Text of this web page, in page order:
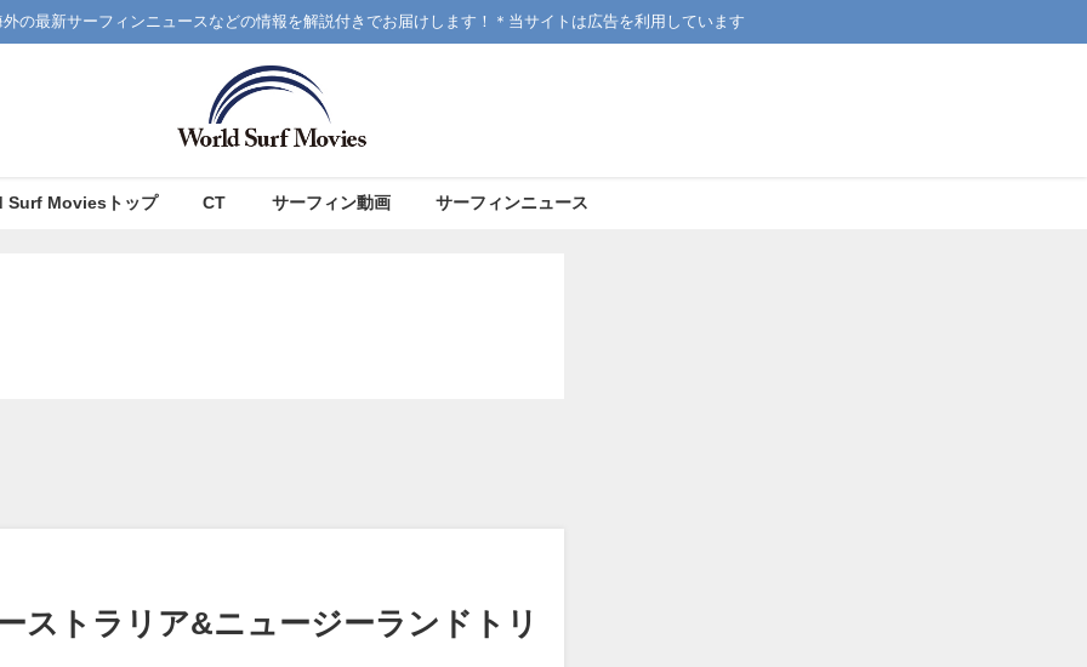
の最新サーフィンニュースなどの情報を解説付きでお届けします！＊当サイトは広告を利用しています
Surf Moviesトップ CT サーフィン動画 サーフィンニュース
ストラリア&ニュージーランドトリ